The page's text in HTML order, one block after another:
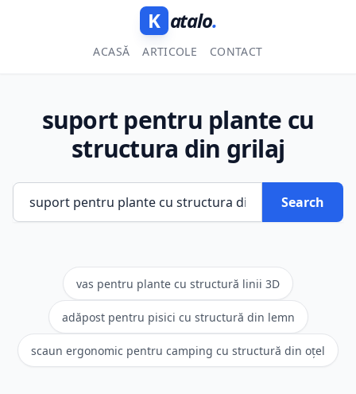
K atalo.
ACASĂ ARTICOLE CONTACT
suport pentru plante cu
structura din grilaj
Search
vas pentru plante cu structură linii 3D
adăpost pentru pisici cu structură din lemn
scaun ergonomic pentru camping cu structură din oțel